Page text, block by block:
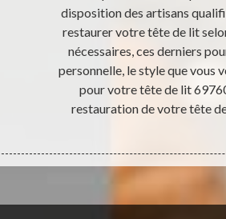
disposition des artisans
restaurer votre tête de lit
nécessaires, ces derniers
personnelle, le style que vous
pour votre tête de lit
restauration de votre tête